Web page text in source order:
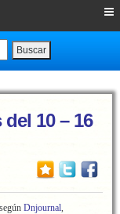
Buscar
10 – 16
Dnjournal,